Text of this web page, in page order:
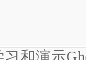
和演示